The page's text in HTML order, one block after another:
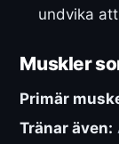
undvika
Muskler
Primär
Tränar även: